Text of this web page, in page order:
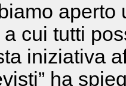
cui tutti
iniziativa
ha